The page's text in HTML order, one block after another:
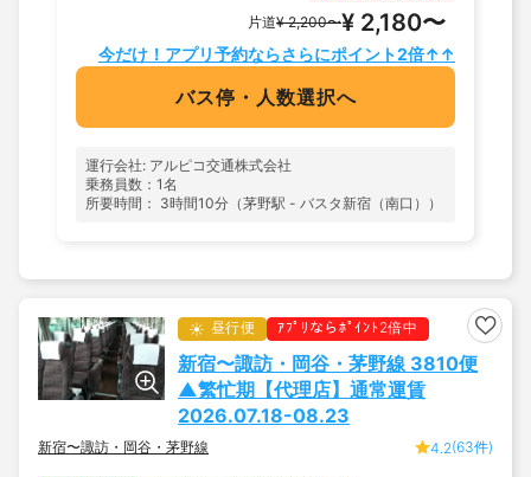
片道¥ 2,200〜¥ 2,180〜
今だけ！アプリ予約ならさらにポイント2倍↑↑
バス停・人数選択へ
運行会社: アルピコ交通株式会社
乗務員数：1名
所要時間： 3時間10分（茅野駅 - バスタ新宿（南口））
昼行便 ｱﾌﾟﾘならﾎﾟｲﾝﾄ2倍中
新宿〜諏訪・岡谷・茅野線 3810便
▲繁忙期【代理店】通常運賃
2026.07.18-08.23
新宿〜諏訪・岡谷・茅野線 4.2(63件)